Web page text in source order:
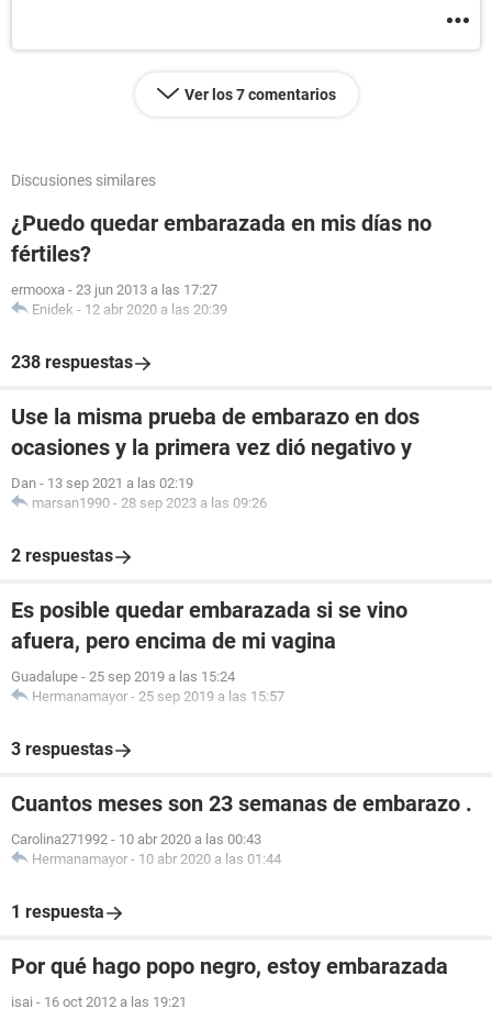
Ver los 7 comentarios
Discusiones similares
¿Puedo quedar embarazada en mis días no
fértiles?
ermooxa - 23 jun 2013 a las 17:27
Enidek - 12 abr 2020 a las 20:39
238 respuestas
Use la misma prueba de embarazo en dos
ocasiones y la primera vez dió negativo y
Dan - 13 sep 2021 a las 02:19
marsan1990 - 28 sep 2023 a las 09:26
2 respuestas
Es posible quedar embarazada si se vino
afuera, pero encima de mi vagina
Guadalupe - 25 sep 2019 a las 15:24
Hermanamayor - 25 sep 2019 a las 15:57
3 respuestas
Cuantos meses son 23 semanas de embarazo .
Carolina271992 - 10 abr 2020 a las 00:43
Hermanamayor - 10 abr 2020 a las 01:44
1 respuesta
Por qué hago popo negro, estoy embarazada
isai - 16 oct 2012 a las 19:21